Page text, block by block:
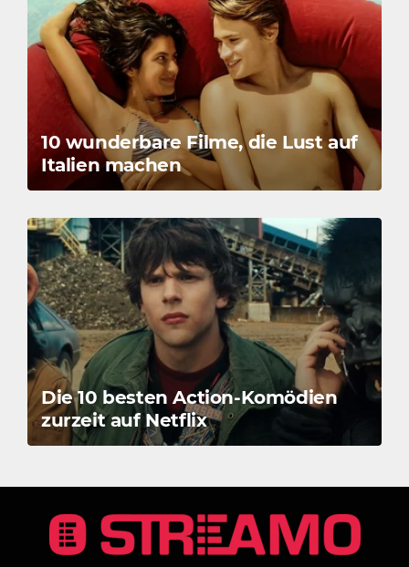
10 wunderbare Filme, die Lust auf
Italien machen
Die 10 besten Action-Komödien
zurzeit auf Netflix